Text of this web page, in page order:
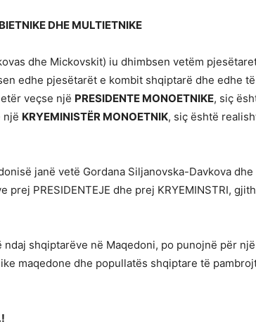
DHE MULTIETNIKE
dhe Mickovskit) iu dhimbsen vetëm
edhe pjesëtarët e kombit shqiptarë dhe edhe
veçse një PRESIDENTE MONOETNIKE, siç
një KRYEMINISTËR MONOETNIK, siç është
janë vetë Gordana Siljanovska-Davkova
prej PRESIDENTEJE dhe prej KRYEMINSTRI,
shqiptarëve në Maqedoni, po punojnë për
maqedone dhe popullatës shqiptare të